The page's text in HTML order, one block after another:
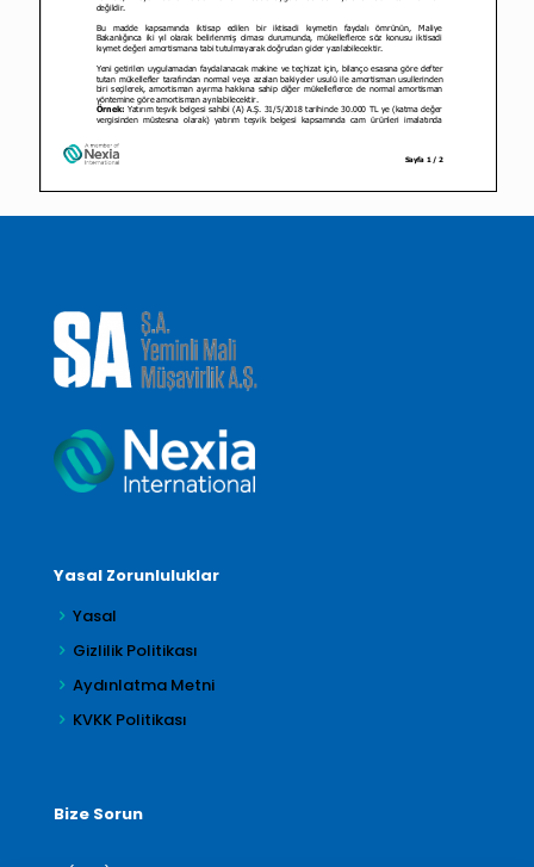
Yasal Zorunluluklar
Yasal
Gizlilik Politikası
Aydınlatma Metni
KVKK Politikası
Bize Sorun